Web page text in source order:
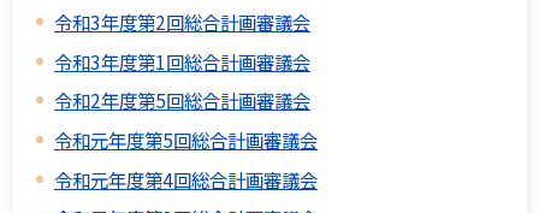
令和3年度第2回総合計画審議会
令和3年度第1回総合計画審議会
令和2年度第5回総合計画審議会
令和元年度第5回総合計画審議会
令和元年度第4回総合計画審議会